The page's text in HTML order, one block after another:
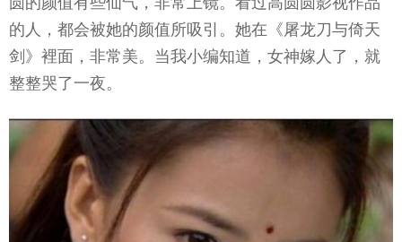
的人，都会被她的颜值所吸引。她在《屠龙刀与倚天
剑》裡面，非常美。当我小编知道，女神嫁人了，就
整整哭了一夜。